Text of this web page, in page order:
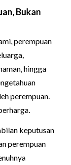
Bukan
perempuan
hingga
perempuan.
keputusan
perempuan